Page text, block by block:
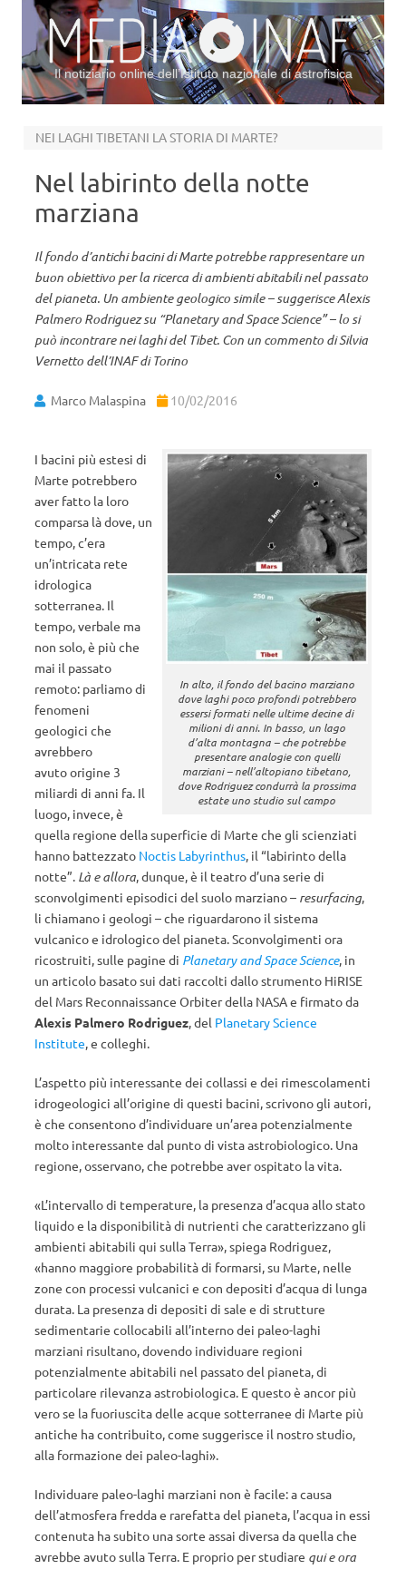
Il notiziario online dell’Istituto nazionale di astrofisica
NEI LAGHI TIBETANI LA STORIA DI MARTE?
Nel labirinto della notte
marziana
Il fondo d’antichi bacini di Marte potrebbe rappresentare un
buon obiettivo per la ricerca di ambienti abitabili nel passato
del pianeta. Un ambiente geologico simile – suggerisce Alexis
Palmero Rodriguez su “Planetary and Space Science” – lo si
può incontrare nei laghi del Tibet. Con un commento di Silvia
Vernetto dell’INAF di Torino
Marco Malaspina 10/02/2016
In alto, il fondo del bacino marziano
dove laghi poco profondi potrebbero
essersi formati nelle ultime decine di
milioni di anni. In basso, un lago
d’alta montagna – che potrebbe
presentare analogie con quelli
marziani – nell’altopiano tibetano,
dove Rodriguez condurrà la prossima
estate uno studio sul campo
I bacini più estesi di
Marte potrebbero
aver fatto la loro
comparsa là dove, un
tempo, c’era
un’intricata rete
idrologica
sotterranea. Il
tempo, verbale ma
non solo, è più che
mai il passato
remoto: parliamo di
fenomeni
geologici che
avrebbero
avuto origine 3
miliardi di anni fa. Il
luogo, invece, è
quella regione della superficie di Marte che gli scienziati
hanno battezzato Noctis Labyrinthus, il “labirinto della
notte”. Là e allora, dunque, è il teatro d’una serie di
sconvolgimenti episodici del suolo marziano – resurfacing,
li chiamano i geologi – che riguardarono il sistema
vulcanico e idrologico del pianeta. Sconvolgimenti ora
ricostruiti, sulle pagine di Planetary and Space Science, in
un articolo basato sui dati raccolti dallo strumento HiRISE
del Mars Reconnaissance Orbiter della NASA e firmato da
Alexis Palmero Rodriguez, del Planetary Science
Institute, e colleghi.
L’aspetto più interessante dei collassi e dei rimescolamenti
idrogeologici all’origine di questi bacini, scrivono gli autori,
è che consentono d’individuare un’area potenzialmente
molto interessante dal punto di vista astrobiologico. Una
regione, osservano, che potrebbe aver ospitato la vita.
«L’intervallo di temperature, la presenza d’acqua allo stato
liquido e la disponibilità di nutrienti che caratterizzano gli
ambienti abitabili qui sulla Terra», spiega Rodriguez,
«hanno maggiore probabilità di formarsi, su Marte, nelle
zone con processi vulcanici e con depositi d’acqua di lunga
durata. La presenza di depositi di sale e di strutture
sedimentarie collocabili all’interno dei paleo-laghi
marziani risultano, dovendo individuare regioni
potenzialmente abitabili nel passato del pianeta, di
particolare rilevanza astrobiologica. E questo è ancor più
vero se la fuoriuscita delle acque sotterranee di Marte più
antiche ha contribuito, come suggerisce il nostro studio,
alla formazione dei paleo-laghi».
Individuare paleo-laghi marziani non è facile: a causa
dell’atmosfera fredda e rarefatta del pianeta, l’acqua in essi
contenuta ha subito una sorte assai diversa da quella che
avrebbe avuto sulla Terra. E proprio per studiare qui e ora